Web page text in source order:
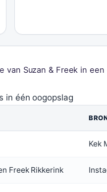
Suzan & Freek in
in één oogopslag
Kek
Freek Rikkerink